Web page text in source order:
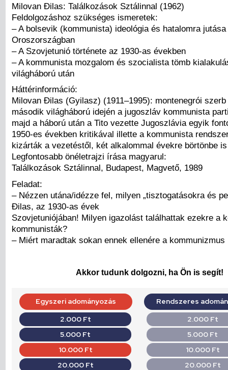
Milovan Đilas: Találkozások Sztálinnal (1962)
Feldolgozáshoz szükséges ismeretek:
– A bolsevik (kommunista) ideológia és hatalomra jutása
Oroszországban
– A Szovjetunió története az 1930-as években
– A kommunista mozgalom és szocialista tömb
világháború után
Háttérinformáció:
Milovan Đilas (Gyilasz) (1911–1995): montenegrói
második világháború idején a jugoszláv kommunista
majd a háború után a Tito vezette Jugoszlávia egyik
1950-es években kritikával illette a kommunista
kizárták a vezetéstől, két alkalommal évekre börtönbe
Legfontosabb önéletrajzi írása magyarul:
Találkozások Sztálinnal, Budapest, Magvető, 1989
Feladat:
– Nézzen utána/idézze fel, milyen „tisztogatásokra és
Đilas, az 1930-as évek
Szovjetuniójában! Milyen igazolást találhattak ezekre a
kommunisták?
– Miért maradtak sokan ennek ellenére a kommunizmus
Akkor tudunk dolgozni, ha Ön is segít!